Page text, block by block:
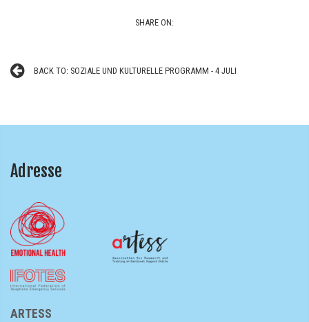
SHARE ON:
BACK TO: SOZIALE UND KULTURELLE PROGRAMM - 4 JULI
ARTESS
Adresse